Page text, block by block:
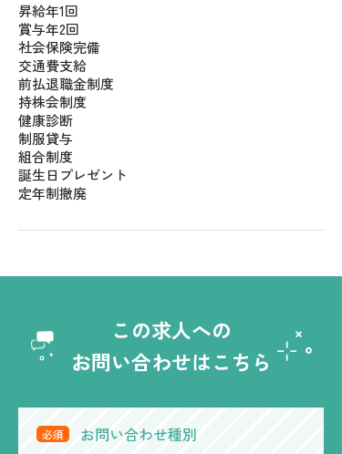
昇給年1回
賞与年2回
社会保険完備
交通費支給
前払退職金制度
持株会制度
健康診断
制服貸与
組合制度
誕生日プレゼント
定年制撤廃
この求人への
お問い合わせはこちら
必須 お問い合わせ種別